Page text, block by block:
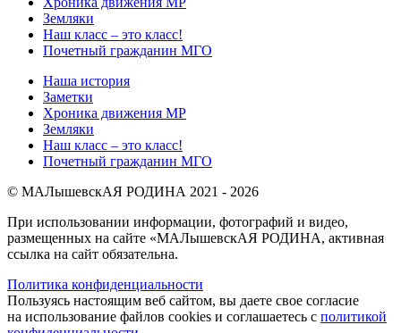
Земляки
Наш класс – это класс!
Почетный гражданин МГО
Наша история
Заметки
Хроника движения МР
Земляки
Наш класс – это класс!
Почетный гражданин МГО
© МАЛышевскАЯ РОДИНА 2021 - 2026
При использовании информации, фотографий и видео,
размещенных на сайте «МАЛышевскАЯ РОДИНА, активная
ссылка на сайт обязательна.
Политика конфиденциальности
Пользуясь настоящим веб сайтом, вы даете свое согласие
на использование файлов cookies и соглашаетесь с политикой